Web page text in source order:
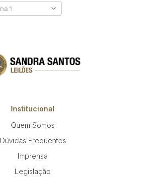
Institucional
Quem Somos
Dúvidas Frequentes
Imprensa
Legislação